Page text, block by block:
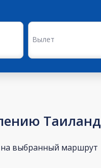
Вылет
Таиланд
выбранный маршрут